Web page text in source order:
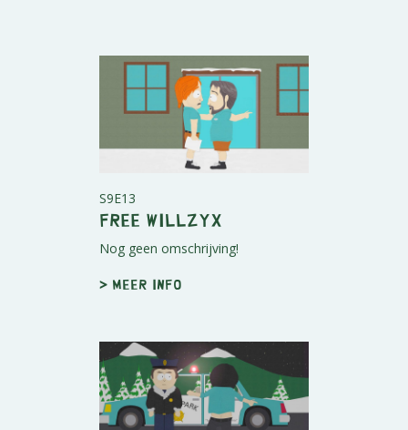
S9E13
Free Willzyx
Nog geen omschrijving!
> Meer info